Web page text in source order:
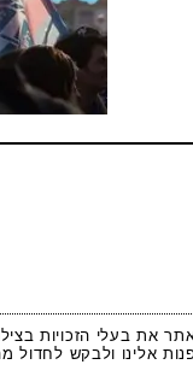
את בעלי הזכויות
אלינו ולבקש לחדול